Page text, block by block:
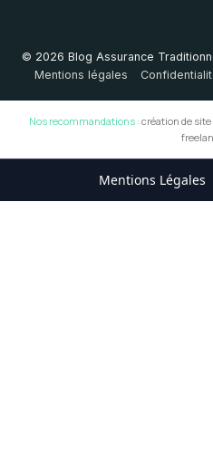
© 2026 Blog Assurance
Mentions légales
Nos recommandations : création de
Mentions Légales